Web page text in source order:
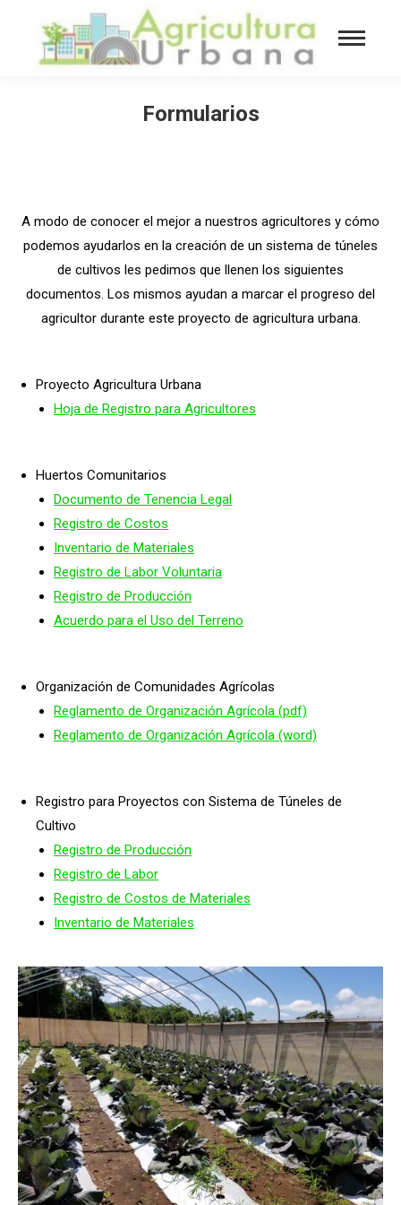
Formularios
A modo de conocer el mejor a nuestros agricultores y cómo
podemos ayudarlos en la creación de un sistema de túneles
de cultivos les pedimos que llenen los siguientes
documentos. Los mismos ayudan a marcar el progreso del
agricultor durante este proyecto de agricultura urbana.
Proyecto Agricultura Urbana
Hoja de Registro para Agricultores
Huertos Comunitarios
Documento de Tenencia Legal
Registro de Costos
Inventario de Materiales
Registro de Labor Voluntaria
Registro de Producción
Acuerdo para el Uso del Terreno
Organización de Comunidades Agrícolas
Reglamento de Organización Agrícola (pdf)
Reglamento de Organización Agrícola (word)
Registro para Proyectos con Sistema de Túneles de
Cultivo
Registro de Producción
Registro de Labor
Registro de Costos de Materiales
Inventario de Materiales